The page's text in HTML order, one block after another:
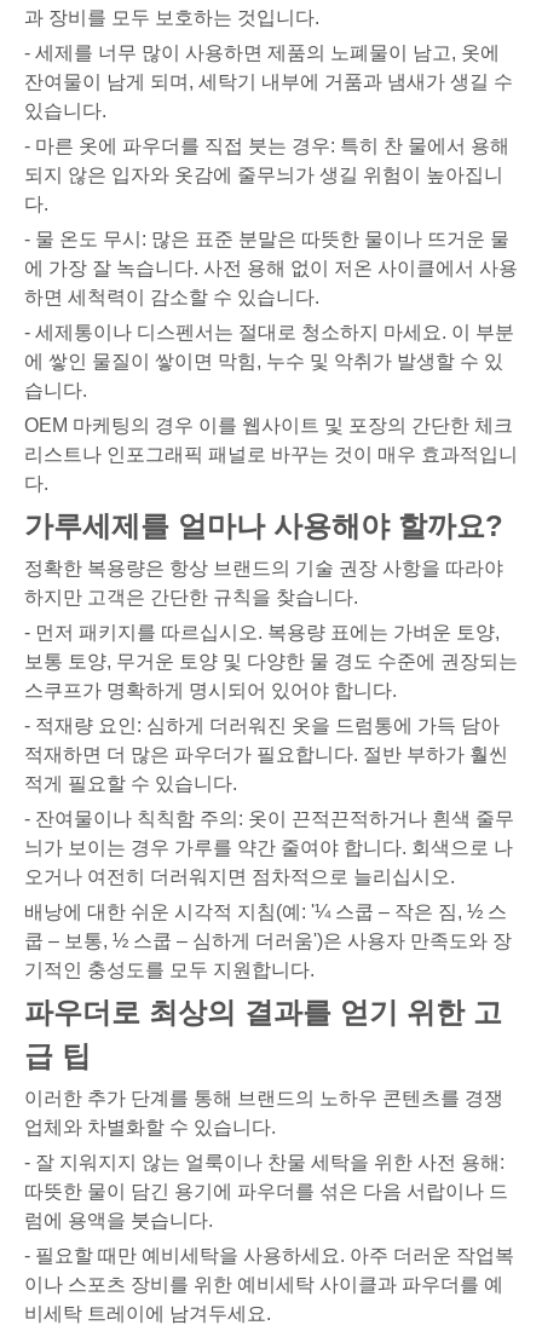
과 장비를 모두 보호하는 것입니다.
- 세제를 너무 많이 사용하면 제품의 노폐물이 남고, 옷에
잔여물이 남게 되며, 세탁기 내부에 거품과 냄새가 생길 수
있습니다.
- 마른 옷에 파우더를 직접 붓는 경우: 특히 찬 물에서 용해
되지 않은 입자와 옷감에 줄무늬가 생길 위험이 높아집니
다.
- 물 온도 무시: 많은 표준 분말은 따뜻한 물이나 뜨거운 물
에 가장 잘 녹습니다. 사전 용해 없이 저온 사이클에서 사용
하면 세척력이 감소할 수 있습니다.
- 세제통이나 디스펜서는 절대로 청소하지 마세요. 이 부분
에 쌓인 물질이 쌓이면 막힘, 누수 및 악취가 발생할 수 있
습니다.
OEM 마케팅의 경우 이를 웹사이트 및 포장의 간단한 체크
리스트나 인포그래픽 패널로 바꾸는 것이 매우 효과적입니
다.
가루세제를 얼마나 사용해야 할까요?
정확한 복용량은 항상 브랜드의 기술 권장 사항을 따라야
하지만 고객은 간단한 규칙을 찾습니다.
- 먼저 패키지를 따르십시오. 복용량 표에는 가벼운 토양,
보통 토양, 무거운 토양 및 다양한 물 경도 수준에 권장되는
스쿠프가 명확하게 명시되어 있어야 합니다.
- 적재량 요인: 심하게 더러워진 옷을 드럼통에 가득 담아
적재하면 더 많은 파우더가 필요합니다. 절반 부하가 훨씬
적게 필요할 수 있습니다.
- 잔여물이나 칙칙함 주의: 옷이 끈적끈적하거나 흰색 줄무
늬가 보이는 경우 가루를 약간 줄여야 합니다. 회색으로 나
오거나 여전히 더러워지면 점차적으로 늘리십시오.
배낭에 대한 쉬운 시각적 지침(예: '¼ 스쿱 – 작은 짐, ½ 스
쿱 – 보통, ½ 스쿱 – 심하게 더러움')은 사용자 만족도와 장
기적인 충성도를 모두 지원합니다.
파우더로 최상의 결과를 얻기 위한 고
급 팁
이러한 추가 단계를 통해 브랜드의 노하우 콘텐츠를 경쟁
업체와 차별화할 수 있습니다.
- 잘 지워지지 않는 얼룩이나 찬물 세탁을 위한 사전 용해:
따뜻한 물이 담긴 용기에 파우더를 섞은 다음 서랍이나 드
럼에 용액을 붓습니다.
- 필요할 때만 예비세탁을 사용하세요. 아주 더러운 작업복
이나 스포츠 장비를 위한 예비세탁 사이클과 파우더를 예
비세탁 트레이에 남겨두세요.